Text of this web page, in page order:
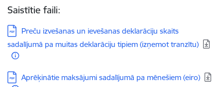
Saistītie faili:
Lejupielādēt:
Preču izvešanas un ievešanas deklarāciju skaits
sadalījumā pa muitas deklarāciju tipiem (izņemot tranzītu)
Lejupielādēt:
Aprēķinātie maksājumi sadalījumā pa mēnešiem (eiro)